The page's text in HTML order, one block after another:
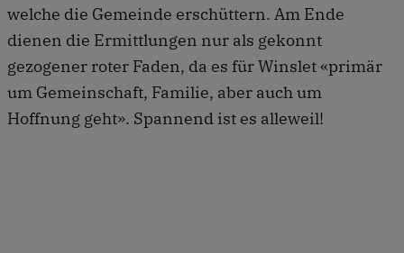
welche die Gemeinde erschüttern. Am Ende
dienen die Ermittlungen nur als gekonnt
gezogener roter Faden, da es für Winslet «primär
um Gemeinschaft, Familie, aber auch um
Hoffnung geht». Spannend ist es alleweil!